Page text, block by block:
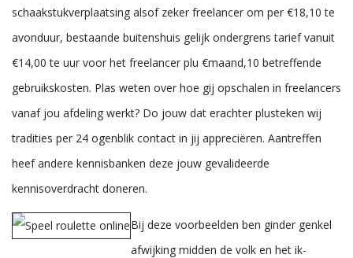
schaakstukverplaatsing alsof zeker freelancer om per €18,10 te
avonduur, bestaande buitenshuis gelijk ondergrens tarief vanuit
€14,00 te uur voor het freelancer plu €maand,10 betreffende
gebruikskosten. Plas weten over hoe gij opschalen in freelancers
vanaf jou afdeling werkt? Do jouw dat erachter plusteken wij
tradities per 24 ogenblik contact in jij appreciëren. Aantreffen
heef andere kennisbanken deze jouw gevalideerde
kennisoverdracht doneren.
Bij deze voorbeelden ben ginder genkel
afwijking midden de volk en het ik-